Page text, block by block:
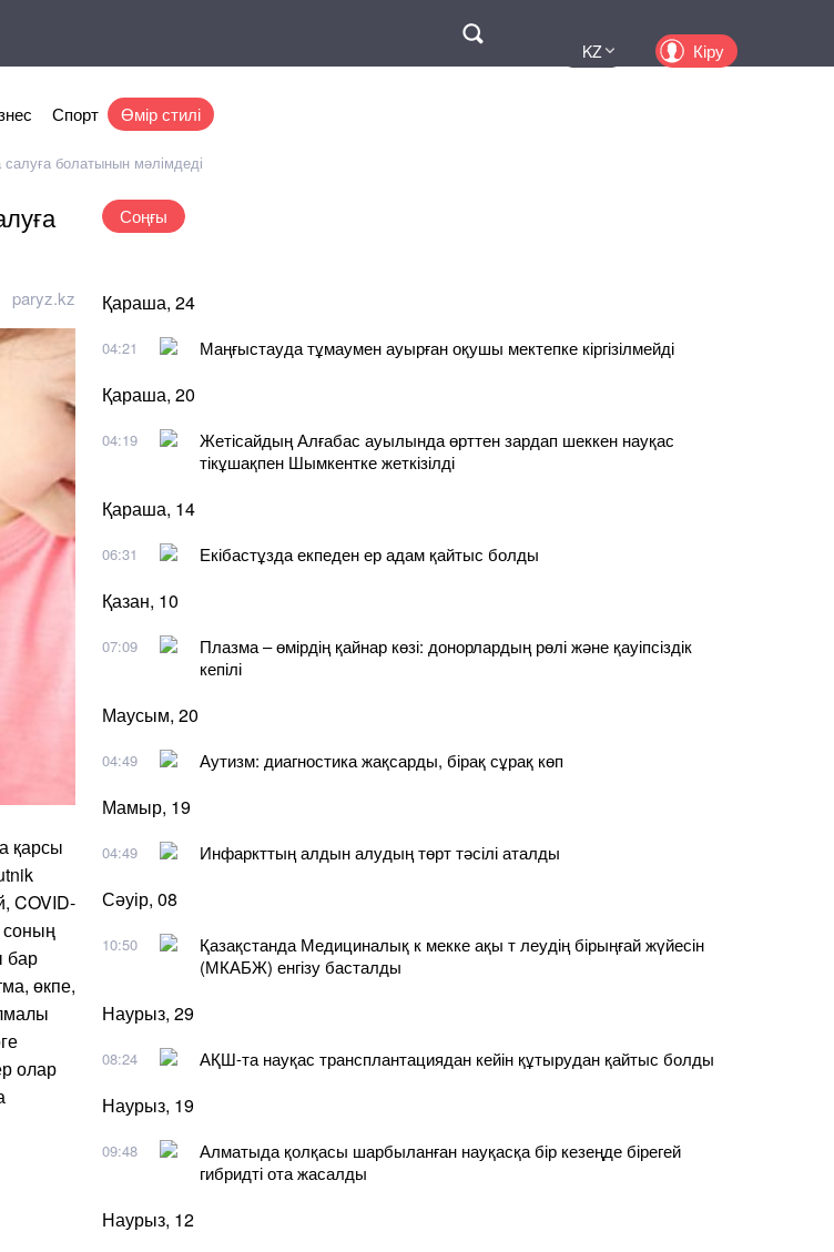
KZ Кіру
Спорт Өмір стилі
болатынын мәлімдеді
paryz.kz
қарсы
COVID-
соның
бар
өкпе,
олар
Соңғы
Қараша, 24
04:21 Маңғыстауда тұмаумен ауырған оқушы мектепке кіргізілмейді
Қараша, 20
04:19
Жетісайдың Алғабас ауылында өрттен зардап шеккен науқас
тікұшақпен Шымкентке жеткізілді
Қараша, 14
06:31 Екібастұзда екпеден ер адам қайтыс болды
Қазан, 10
07:09
Плазма – өмірдің қайнар көзі: донорлардың рөлі және қауіпсіздік
кепілі
Маусым, 20
04:49 Аутизм: диагностика жақсарды, бірақ сұрақ көп
Мамыр, 19
04:49 Инфаркттың алдын алудың төрт тәсілі аталды
Сәуір, 08
10:50
Қазақстанда Медициналық к мекке ақы т леудің бірыңғай жүйесін
(МКАБЖ) енгізу басталды
Наурыз, 29
08:24 АҚШ-та науқас трансплантациядан кейін құтырудан қайтыс болды
Наурыз, 19
09:48
Алматыда қолқасы шарбыланған науқасқа бір кезеңде бірегей
гибридті ота жасалды
Наурыз, 12